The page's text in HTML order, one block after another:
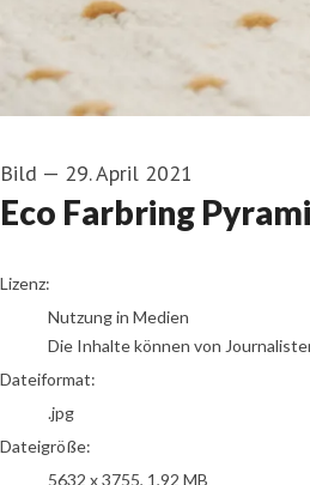
Bild — 29. April 2021
Eco Farbring
go to media item
Lizenz:
Nutzung in Medien
Die Inhalte können von
Dateiformat:
.jpg
Dateigröße:
5632 x 3755, 1,92 MB